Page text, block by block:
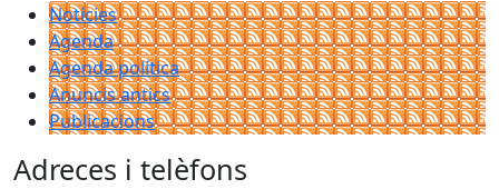
Notícies
Agenda
Agenda política
Anuncis antics
Publicacions
Adreces i telèfons